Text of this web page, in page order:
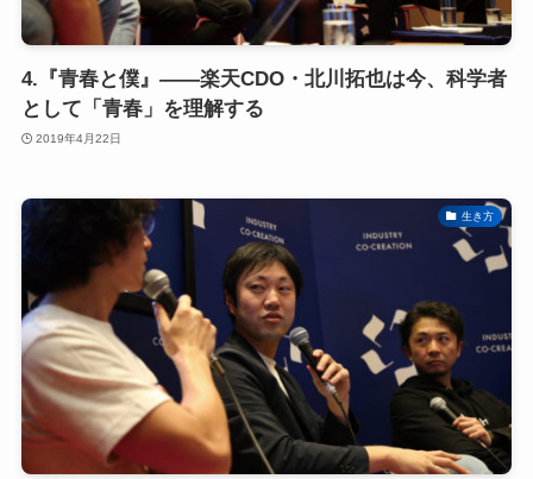
4.『青春と僕』――楽天CDO・北川拓也は今、科学者
として「青春」を理解する
2019年4月22日
生き方